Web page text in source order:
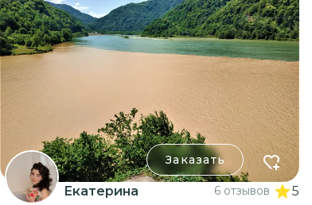
Заказать
Екатерина 6 отзывов 5